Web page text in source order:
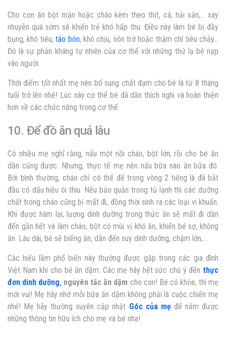
Cho con ăn bột mặn hoặc cháo kèm theo thịt, cá, hải sản,… xay
nhuyễn quá sớm sẽ khiến trẻ khó hấp thu. Điều này làm bé bị đầy
bụng, khó tiêu,táo bón, khó chịu, nôn trớ hoặc thậm chí tiêu chảy…
Đó là sự phản kháng tự nhiên của cơ thể với những thứ lạ bé nạp
vào người.
Thời điểm tốt nhất mẹ nên bổ sung chất đạm cho bé là từ 8 tháng
tuổi trở lên nhé! Lúc này cơ thể bé đã dần thích nghi và hoàn thiện
hơn về các chức năng trong cơ thể.
10. Để đồ ăn quá lâu
Có nhiều mẹ nghĩ rằng, nấu một nồi cháo, bột lớn, rồi cho bé ăn
dần cũng được. Nhưng, thực tế mẹ nên nấu bữa nào ăn bữa đó.
Bởi bình thường, cháo chỉ có thể để trong vòng 2 tiếng là đã bắt
đầu có dấu hiệu ôi thiu. Nếu bảo quản trong tủ lạnh thì các dưỡng
chất trong cháo cũng bị mất đi, đồng thời sinh ra các loại vi khuẩn.
Khi được hâm lại, lượng dinh dưỡng trong thức ăn sẽ mất đi dần
đến gần hết và làm cháo, bột có mùi vị khó ăn, khiến bé sợ, không
ăn. Lâu dài, bé sẽ biếng ăn, dẫn đến suy dinh dưỡng, chậm lớn,…
Các hiểu lầm phổ biến này thường được gặp trong các gia đình
Việt Nam khi cho bé ăn dặm. Các mẹ hãy hết sức chú ý đến thực
đơn dinh dưỡng, nguyên tắc ăn dặm cho con! Bé có khỏe, thì mẹ
mới vui! Mẹ hãy nhớ mỗi bữa ăn dặm không phải là cuộc chiến mẹ
nhé! Mẹ hãy thường xuyên cập nhật Góc của mẹđể nắm được
những thông tin hữu ích cho mẹ và bé nha!